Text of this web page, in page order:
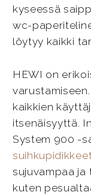
kyseessä
wc-
löytyy kaikki
HEWI on
kaikkien
itsenäisyyttä.
System 900 -
suihkupidikkeet
sujuvampaa ja
kuten